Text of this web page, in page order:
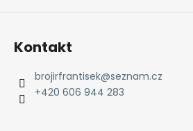
u
Kontakt
brojirfrantisek@seznam.cz
+420 606 944 283